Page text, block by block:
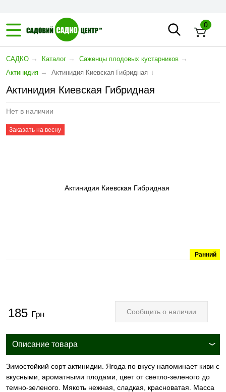
0
САДКО → Каталог → Саженцы плодовых кустарников →
Актинидия → Актинидия Киевская Гибридная ↓
Актинидия Киевская Гибридная
Нет в наличии
Заказать на весну
Ранний
185 Грн Сообщить о наличии
Описание товара
Зимостойкий сорт актинидии. Ягода по вкусу напоминает киви с
вкусными, ароматными плодами, цвет от светло-зеленого до
темно-зеленого. Мякоть нежная, сладкая, красноватая. Масса